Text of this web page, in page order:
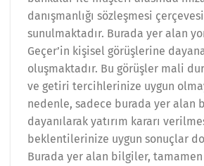
danışmanlığı sözleşmesi
sunulmaktadır. Burada yer alan
Geçer’in kişisel görüşlerine
oluşmaktadır. Bu görüşler mali
ve getiri tercihlerinize uygun
nedenle, sadece burada yer alan
dayanılarak yatırım kararı
beklentilerinize uygun sonuçlar
Burada yer alan bilgiler,